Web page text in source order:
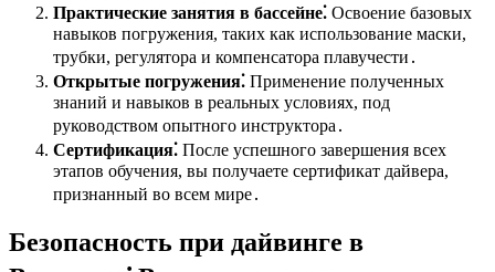
Практические занятия в бассейне⁚ Освоение базовых
навыков погружения, таких как использование маски,
трубки, регулятора и компенсатора плавучести․
Открытые погружения⁚ Применение полученных
знаний и навыков в реальных условиях, под
руководством опытного инструктора․
Сертификация⁚ После успешного завершения всех
этапов обучения, вы получаете сертификат дайвера,
признанный во всем мире․
Безопасность при дайвинге в